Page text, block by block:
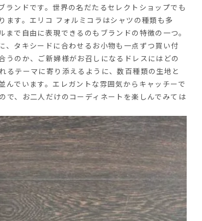
ンドです。世界の名だたるセレクトショップでも
ます。エリコ フォルミコラはシャツの種類も多
で自由に表現できるのもブランドの特徴の一つ。
、タキシードに合わせるお小物も一点ずつ買い付
うのか、ご新婦様がお召しになるドレスにはどの
るテーマに寄り添えるように、数百種類の生地と
でいます。エレガントな雰囲気からキャッチーで
で、お二人だけのコーディネートを楽しんでみては